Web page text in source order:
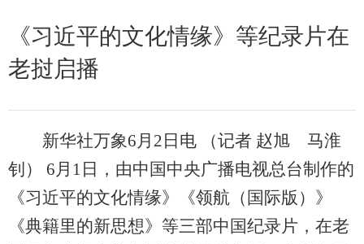
《习近平的文化情缘》等纪录片在
老挝启播
新华社万象6月2日电 （记者 赵旭 马淮
钊） 6月1日，由中国中央广播电视总台制作的
《习近平的文化情缘》《领航（国际版）》
《典籍里的新思想》等三部中国纪录片，在老